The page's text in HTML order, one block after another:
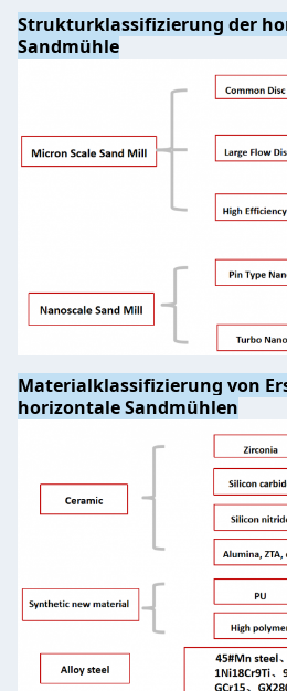
Strukturklassifizierung der
Sandmühle
Materialklassifizierung von
horizontale Sandmühlen